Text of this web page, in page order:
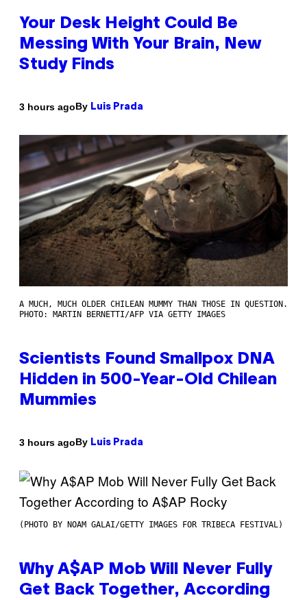
Your Desk Height Could Be
Messing With Your Brain, New
Study Finds
3 hours agoBy Luis Prada
A MUCH, MUCH OLDER CHILEAN MUMMY THAN THOSE IN QUESTION.
PHOTO: MARTIN BERNETTI/AFP VIA GETTY IMAGES
Scientists Found Smallpox DNA
Hidden in 500-Year-Old Chilean
Mummies
3 hours agoBy Luis Prada
(PHOTO BY NOAM GALAI/GETTY IMAGES FOR TRIBECA FESTIVAL)
Why A$AP Mob Will Never Fully
Get Back Together, According